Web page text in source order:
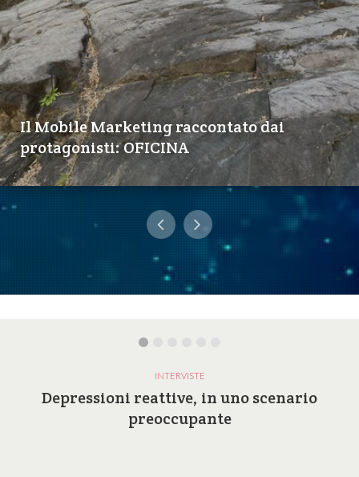
Il Mobile Marketing raccontato dai
protagonisti: OFICINA
INTERVISTE
Depressioni reattive, in uno scenario
preoccupante